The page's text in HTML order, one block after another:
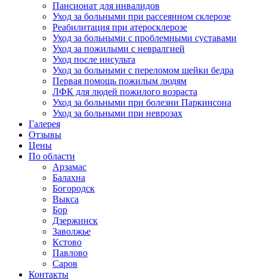
Пансионат для инвалидов
Уход за больными при рассеянном склерозе
Реабилитация при атеросклерозе
Уход за больными с проблемными суставами
Уход за пожилыми с невралгией
Уход после инсульта
Уход за больными с переломом шейки бедра
Первая помощь пожилым людям
ЛФК для людей пожилого возраста
Уход за больными при болезни Паркинсона
Уход за больными при неврозах
Галерея
Отзывы
Цены
По области
Арзамас
Балахна
Богородск
Выкса
Бор
Дзержинск
Заволжье
Кстово
Павлово
Саров
Контакты